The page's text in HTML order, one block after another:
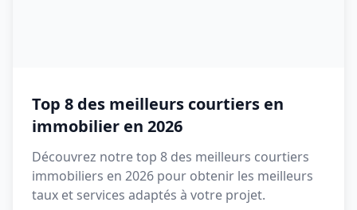
Top 8 des meilleurs courtiers en
immobilier en 2026
Découvrez notre top 8 des meilleurs courtiers
immobiliers en 2026 pour obtenir les meilleurs
taux et services adaptés à votre projet.